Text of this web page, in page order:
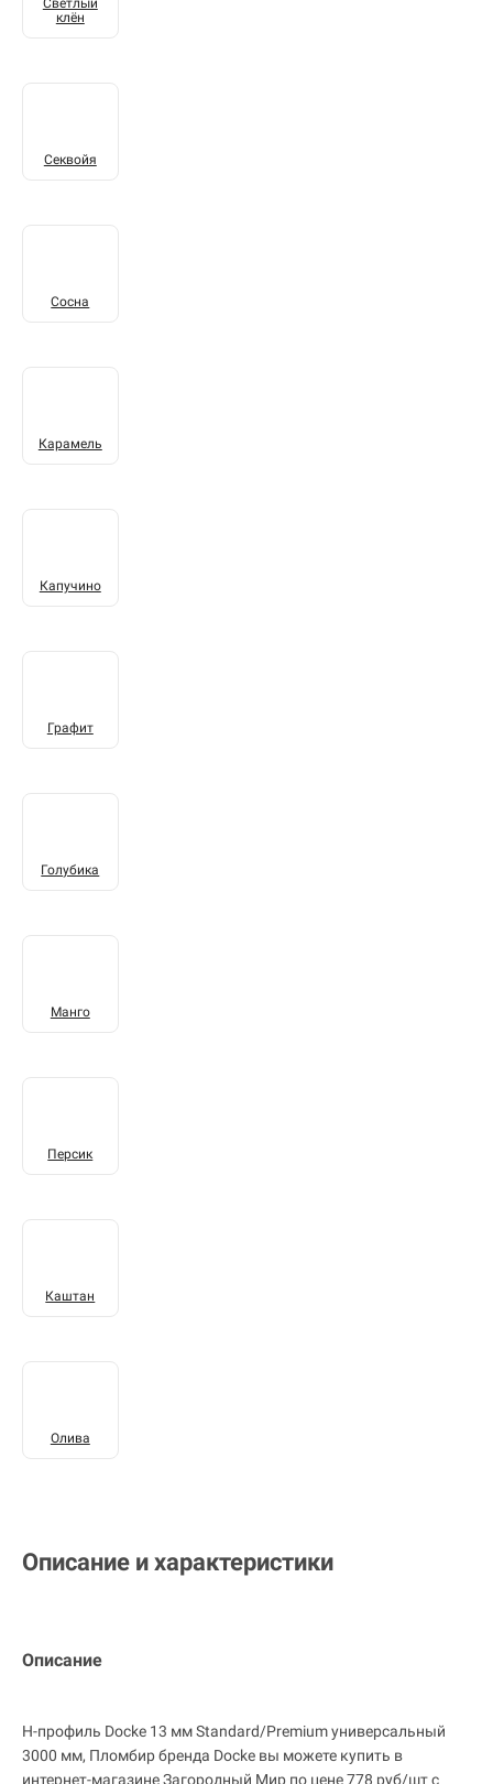
Светлый
клён
Секвойя
Сосна
Карамель
Капучино
Графит
Голубика
Манго
Персик
Каштан
Олива
Описание и характеристики
Описание
H-профиль Docke 13 мм Standard/Premium универсальный
3000 мм, Пломбир бренда Docke вы можете купить в
интернет-магазине Загородный Мир по цене 778 руб/шт с